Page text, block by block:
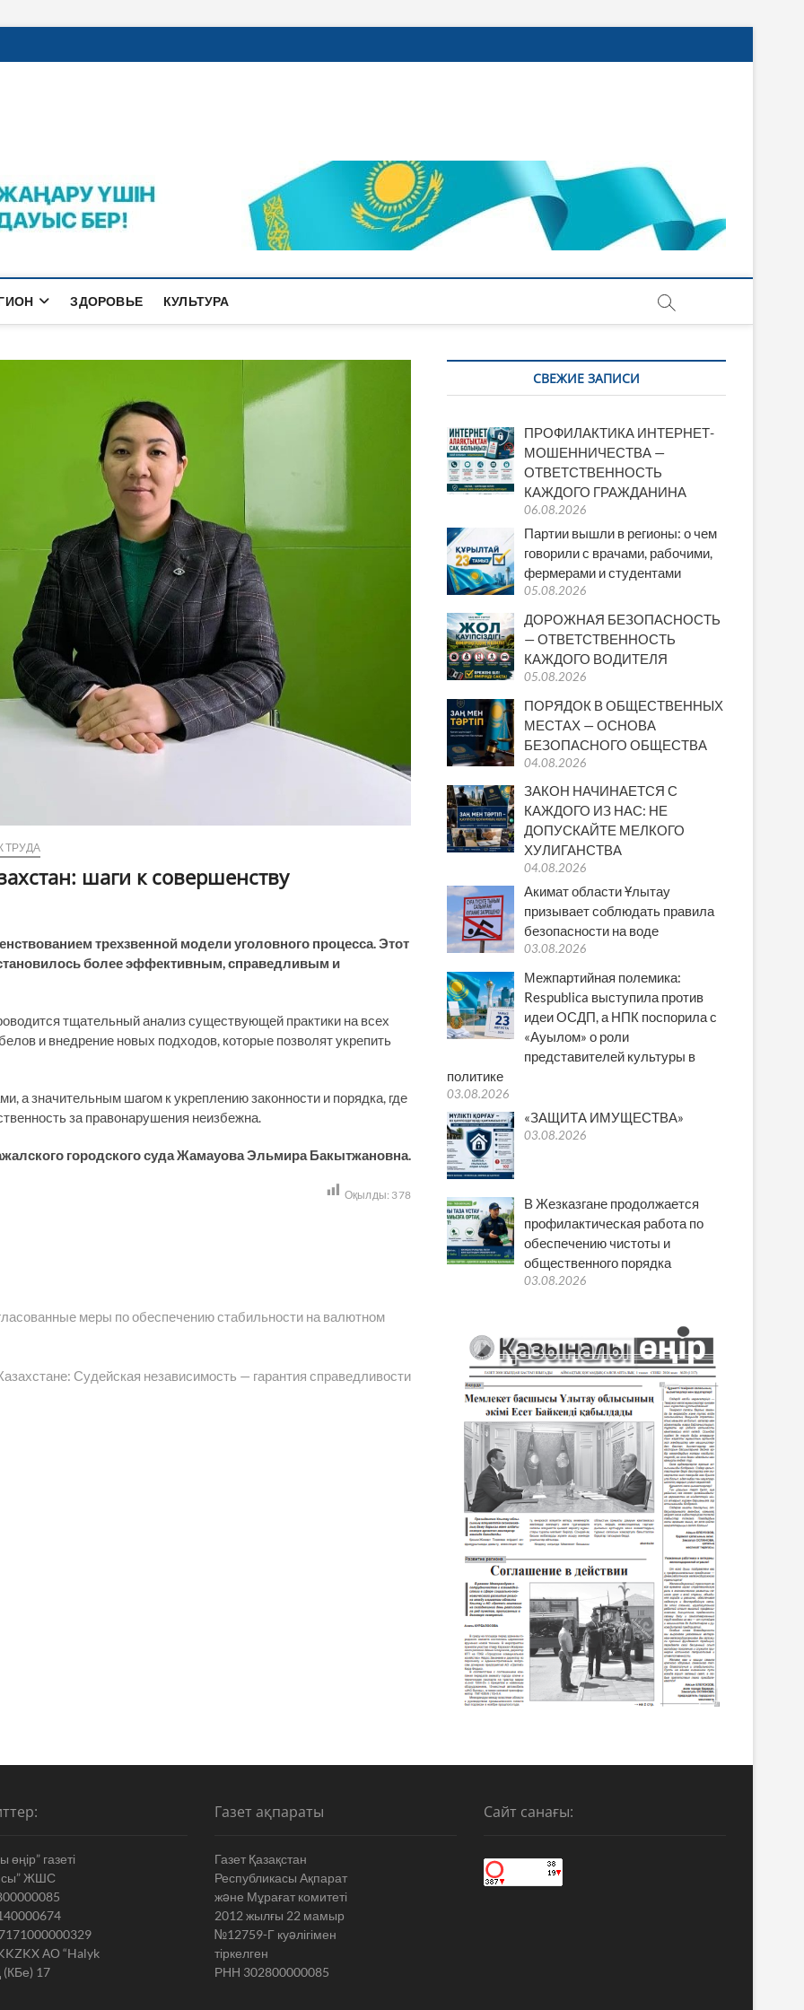
ЗДОРОВЬЕ КУЛЬТУРА
ТРУДА
шаги к совершенству
трехзвенной модели уголовного процесса. Этот
более эффективным, справедливым и
тщательный анализ существующей практики на всех
и внедрение новых подходов, которые позволят укрепить
а значительным шагом к укреплению законности и порядка, где
за правонарушения неизбежна.
городского суда Жамауова Эльмира Бакытжановна.
Оқылды: 378
меры по обеспечению стабильности на валютном
Судейская независимость — гарантия справедливости
СВЕЖИЕ ЗАПИСИ
ПРОФИЛАКТИКА ИНТЕРНЕТ-
МОШЕННИЧЕСТВА —
ОТВЕТСТВЕННОСТЬ
КАЖДОГО ГРАЖДАНИНА
06.08.2026
Партии вышли в регионы: о чем
говорили с врачами, рабочими,
фермерами и студентами
05.08.2026
ДОРОЖНАЯ БЕЗОПАСНОСТЬ
— ОТВЕТСТВЕННОСТЬ
КАЖДОГО ВОДИТЕЛЯ
05.08.2026
ПОРЯДОК В ОБЩЕСТВЕННЫХ
МЕСТАХ — ОСНОВА
БЕЗОПАСНОГО ОБЩЕСТВА
04.08.2026
ЗАКОН НАЧИНАЕТСЯ С
КАЖДОГО ИЗ НАС: НЕ
ДОПУСКАЙТЕ МЕЛКОГО
ХУЛИГАНСТВА
04.08.2026
Акимат области Ұлытау
призывает соблюдать правила
безопасности на воде
03.08.2026
Межпартийная полемика:
Respublica выступила против
идеи ОСДП, а НПК поспорила с
«Ауылом» о роли
представителей культуры в
политике
03.08.2026
«ЗАЩИТА ИМУЩЕСТВА»
03.08.2026
В Жезказгане продолжается
профилактическая работа по
обеспечению чистоты и
общественного порядка
03.08.2026
өңір” газеті
ЖШС
АО “Halyk
(КБе) 17
Газет ақпараты
Газет Қазақстан
Республикасы Ақпарат
жəне Мұрағат комитеті
2012 жылғы 22 мамыр
№12759-Г куəлігімен
тіркелген
РНН 302800000085
Сайт санағы: